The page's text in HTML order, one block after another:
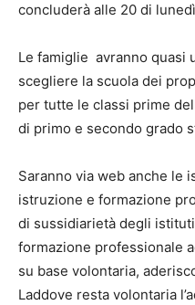
concluderà alle 20 di
Le famiglie avranno quasi
scegliere la scuola dei
per tutte le classi prime
di primo e secondo grado
Saranno via web anche le
istruzione e formazione
di sussidiarietà degli
formazione professionale
su base volontaria,
Laddove resta volontaria